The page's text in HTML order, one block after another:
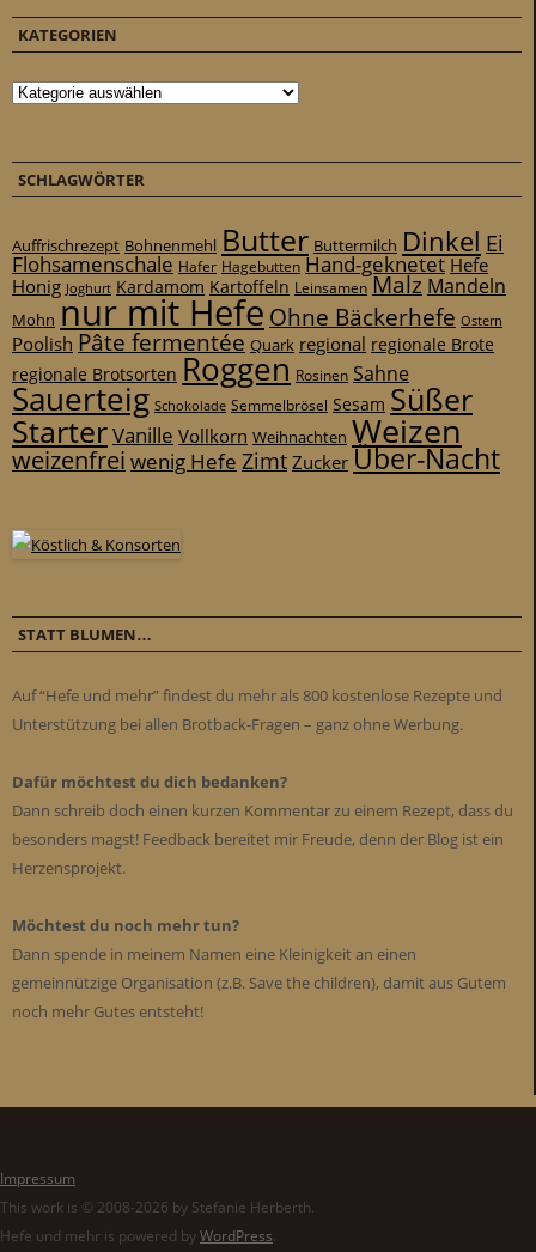
KATEGORIEN
Kategorien
SCHLAGWÖRTER
Auffrischrezept Bohnenmehl Butter Buttermilch Dinkel Ei
Flohsamenschale Hafer Hagebutten Hand-geknetet Hefe
Honig Joghurt Kardamom Kartoffeln Leinsamen Malz Mandeln
Mohn nur mit Hefe Ohne Bäckerhefe Ostern
Poolish Pâte fermentée Quark regional regionale Brote
regionale Brotsorten Roggen Rosinen Sahne
Sauerteig Schokolade Semmelbrösel Sesam Süßer
StarterVanille Vollkorn Weihnachten Weizen
weizenfrei wenig Hefe ZimtZuckerÜber-Nacht
STATT BLUMEN…
Auf “Hefe und mehr” findest du mehr als 800 kostenlose Rezepte und
Unterstützung bei allen Brotback-Fragen – ganz ohne Werbung.
Dafür möchtest du dich bedanken?
Dann schreib doch einen kurzen Kommentar zu einem Rezept, dass du
besonders magst! Feedback bereitet mir Freude, denn der Blog ist ein
Herzensprojekt.
Möchtest du noch mehr tun?
Dann spende in meinem Namen eine Kleinigkeit an einen
gemeinnützige Organisation (z.B. Save the children), damit aus Gutem
noch mehr Gutes entsteht!
Impressum
This work is © 2008-2026 by Stefanie Herberth.
Hefe und mehr is powered byWordPress.